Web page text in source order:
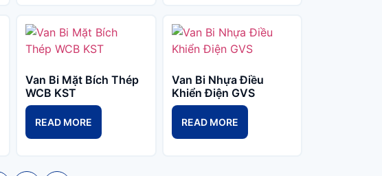
Van Bi Mặt Bích Thép
WCB KST
READ MORE
Van Bi Nhựa Điều
Khiển Điện GVS
READ MORE